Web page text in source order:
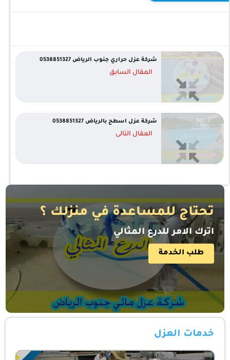
شركة عزل حراري جنوب الرياض 0538851327
المقال السابق
شركة عزل اسطح بالرياض 0538851327
المقال التالى
تحتاج للمساعدة في منزلك ؟
اترك الامر للدرع المثالي
طلب الخدمة
خدمات العزل